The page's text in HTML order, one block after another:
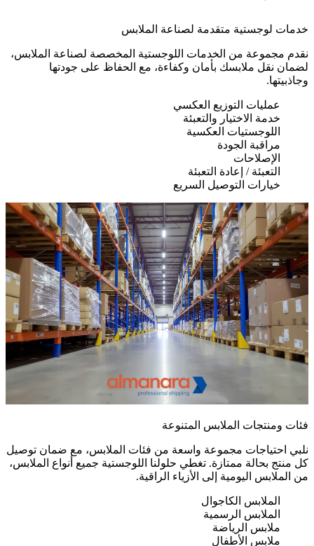
خدمات لوجستية متقدمة لصناعة الملابس
نقدم مجموعة من الخدمات اللوجستية المخصصة لصناعة الملابس،
لضمان نقل ملابسك بأمان وكفاءة، مع الحفاظ على جودتها
وجاذبيتها.
عمليات التوزيع العكسي
خدمة الاختيار والتعبئة
اللوجستيات العكسية
مراقبة الجودة
الإصلاحات
التعبئة / إعادة التعبئة
خيارات التوصيل السريع
فئات ومنتجات الملابس المتنوعة
نلبي احتياجات مجموعة واسعة من فئات الملابس، مع ضمان توصيل
كل منتج بحالة ممتازة. تغطي حلولنا اللوجستية جميع أنواع الملابس،
من الملابس اليومية إلى الأزياء الراقية.
الملابس الكاجوال
الملابس الرسمية
ملابس الرياضة
ملابس الأطفال